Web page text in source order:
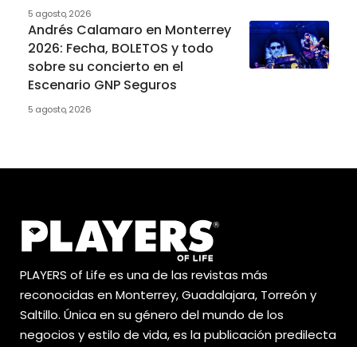
5 agosto, 2026
Andrés Calamaro en Monterrey
2026: Fecha, BOLETOS y todo
sobre su concierto en el
Escenario GNP Seguros
5 agosto, 2026
PLAYERS of Life es una de las revistas más
reconocidas en Monterrey, Guadalajara, Torreón y
Saltillo. Única en su género del mundo de los
negocios y estilo de vida, es la publicación predilecta